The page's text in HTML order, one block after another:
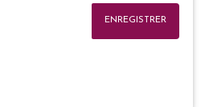
ENREGISTRER